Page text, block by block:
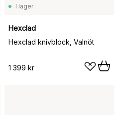
I lager
Hexclad
Hexclad knivblock, Valnöt
1 399 kr